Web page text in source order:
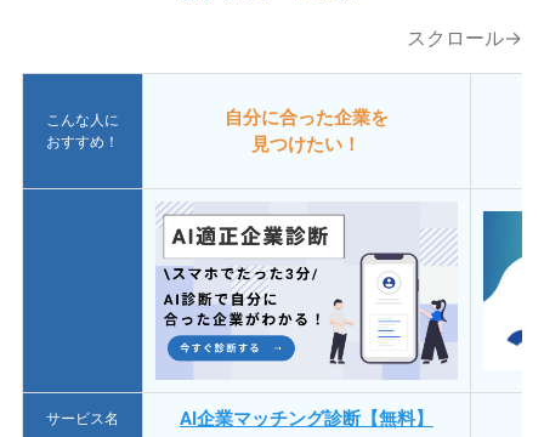
スクロール→
こんな人に
おすすめ！
自分に合った企業を
見つけたい！
サービス名 AI企業マッチング診断【無料】